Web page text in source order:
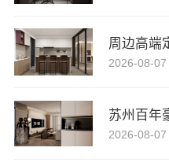
周边高端
2026-08-07
苏州百年
2026-08-07